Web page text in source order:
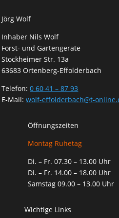
Jörg Wolf
Inhaber Nils Wolf
Forst- und Gartengeräte
Stockheimer Str. 13a
63683 Ortenberg-Effolderbach
Telefon:0 60 41 – 87 93
E-Mail:wolf-effolderbach@t-
Öffnungszeiten
Montag Ruhetag
Di. – Fr. 07.30 – 13.00 Uhr
Di. – Fr. 14.00 – 18.00 Uhr
Samstag 09.00 – 13.00 Uhr
Wichtige Links